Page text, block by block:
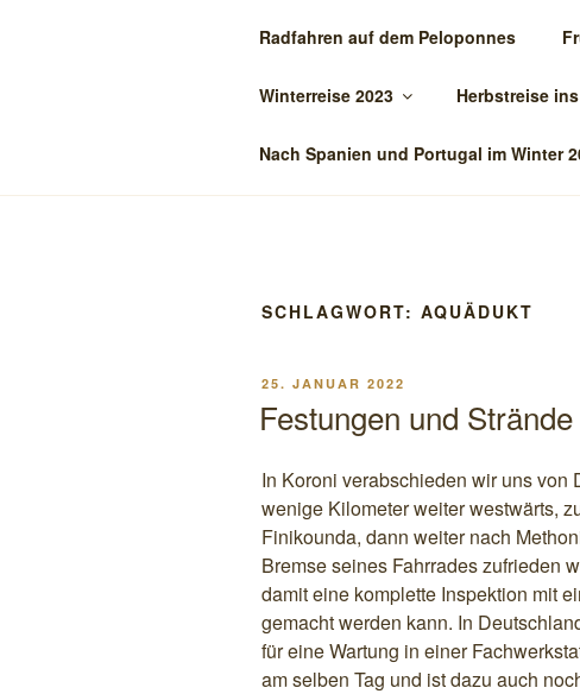
BIENE-ON-
Radfahren auf dem Peloponnes
Winterreise 2023 Herbstreise
Nach Spanien und Portugal im Winter
SCHLAGWORT: AQUÄDUKT
VERÖFFENTLICHT
25. JANUAR 2022
Festungen und Strände
In Koroni verabschieden wir uns von
wenige Kilometer weiter westwärts,
Finikounda, dann weiter nach
Bremse seines Fahrrades zufrieden
damit eine komplette Inspektion mit
gemacht werden kann. In
für eine Wartung in einer
am selben Tag und ist dazu auch